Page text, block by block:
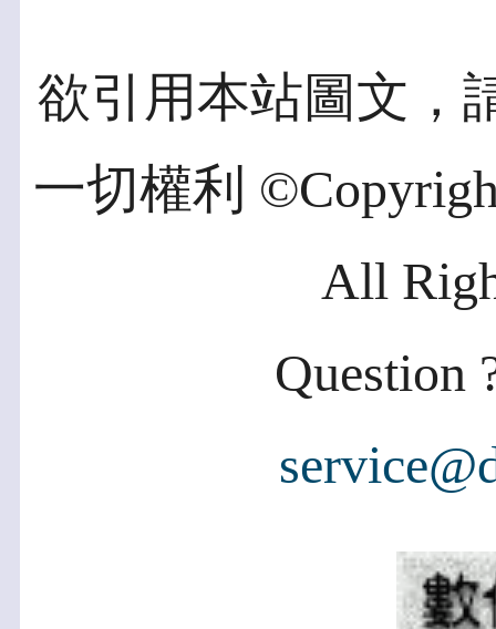
欲引用本站圖文，
一切權利
All
Question